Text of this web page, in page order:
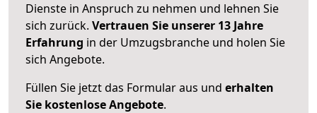
Dienste in Anspruch zu nehmen und lehnen Sie
sich zurück. Vertrauen Sie unserer 13 Jahre
Erfahrung in der Umzugsbranche und holen Sie
sich Angebote.
Füllen Sie jetzt das Formular aus und erhalten
Sie kostenlose Angebote.